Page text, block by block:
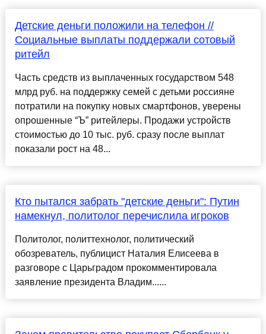
Детские деньги положили на телефон //
Социальные выплаты поддержали сотовый
ритейл
Часть средств из выплаченных государством 548
млрд руб. на поддержку семей с детьми россияне
потратили на покупку новых смартфонов, уверены
опрошенные “Ъ” ритейлеры. Продажи устройств
стоимостью до 10 тыс. руб. сразу после выплат
показали рост на 48...
Кто пытался забрать "детские деньги": Путин
намекнул, политолог перечислила игроков
Политолог, политтехнолог, политический
обозреватель, публицист Наталия Елисеева в
разговоре с Царьградом прокомментировала
заявление президента Владим......